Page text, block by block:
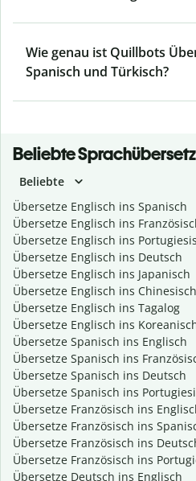
Wie genau ist Quillbots
Spanisch und Türkisch?
Beliebte
Beliebte
Übersetze Englisch ins Spanisch
Übersetze Englisch ins
Übersetze Englisch ins
Übersetze Englisch ins Deutsch
Übersetze Englisch ins Japanisch
Übersetze Englisch ins
Übersetze Englisch ins Tagalog
Übersetze Englisch ins
Übersetze Spanisch ins Englisch
Übersetze Spanisch ins
Übersetze Spanisch ins Deutsch
Übersetze Spanisch ins
Übersetze Französisch ins
Übersetze Französisch ins
Übersetze Französisch ins
Übersetze Französisch ins
Übersetze Deutsch ins Englisch